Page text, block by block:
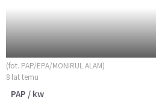
(fot. PAP/EPA/MONIRUL ALAM)
8 lat temu
PAP / kw